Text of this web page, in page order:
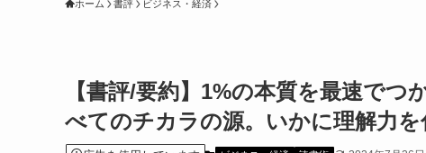
ホーム 書評 ビジネス・経済
【書評/要約】1%の本質を最速で
べてのチカラの源。いかに理解力